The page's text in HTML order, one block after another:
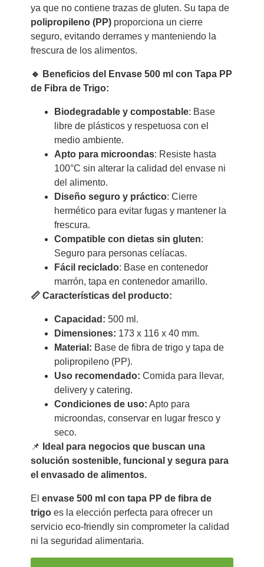
ya que no contiene trazas de gluten. Su tapa de
polipropileno (PP)proporciona un cierre
seguro, evitando derrames y manteniendo la
frescura de los alimentos.
🔹 Beneficios del Envase 500 ml con Tapa PP
de Fibra de Trigo:
Biodegradable y compostable: Base
libre de plásticos y respetuosa con el
medio ambiente.
Apto para microondas: Resiste hasta
100°C sin alterar la calidad del envase ni
del alimento.
Diseño seguro y práctico: Cierre
hermético para evitar fugas y mantener la
frescura.
Compatible con dietas sin gluten:
Seguro para personas celíacas.
Fácil reciclado: Base en contenedor
marrón, tapa en contenedor amarillo.
📏 Características del producto:
Capacidad: 500 ml.
Dimensiones: 173 x 116 x 40 mm.
Material: Base de fibra de trigo y tapa de
polipropileno (PP).
Uso recomendado: Comida para llevar,
delivery y catering.
Condiciones de uso: Apto para
microondas, conservar en lugar fresco y
seco.
📌 Ideal para negocios que buscan una
solución sostenible, funcional y segura para
el envasado de alimentos.
El envase 500 ml con tapa PP de fibra de
trigoes la elección perfecta para ofrecer un
servicio eco-friendly sin comprometer la calidad
ni la seguridad alimentaria.